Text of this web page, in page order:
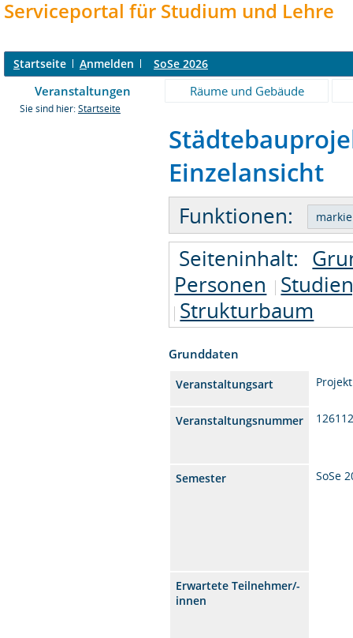
Serviceportal für Studium und Lehre
Startseite Anmelden SoSe 2026
Veranstaltungen Räume und Gebäude
Sie sind hier: Startseite
Einzelansicht
Funktionen:
Seiteninhalt:
Personen
Strukturbaum
Grunddaten
Veranstaltungsart Projekt
Veranstaltungsnummer
Semester SoSe
Erwartete Teilnehmer/-
innen